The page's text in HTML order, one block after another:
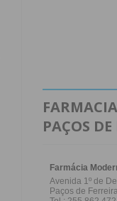
PAÇOS